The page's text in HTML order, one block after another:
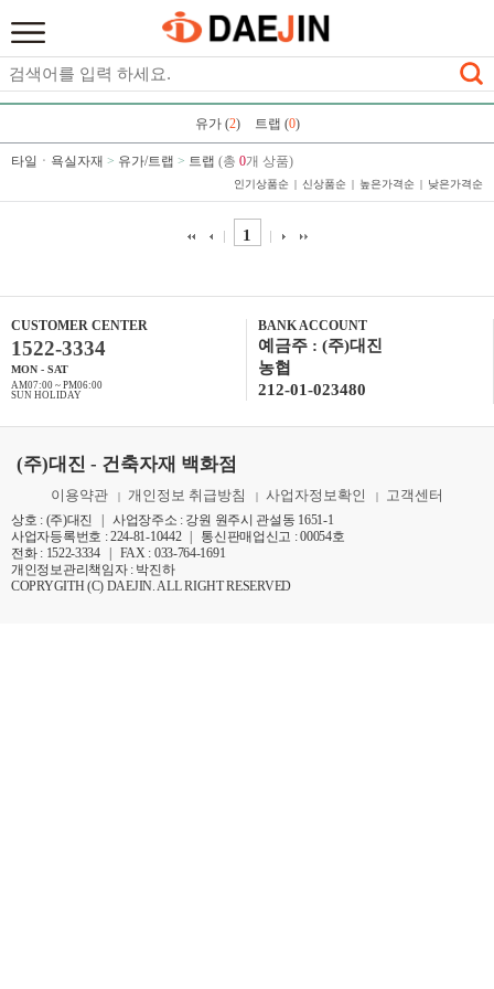
유가 (2) 트랩 (0)
타일ㆍ욕실자재 > 유가/트랩 > 트랩 (총 0개 상품)
인기상품순 신상품순 높은가격순 낮은가격순
1
CUSTOMER CENTER
1522-3334
MON - SAT
AM07:00 ~ PM06:00
SUN HOLIDAY
BANK ACCOUNT
예금주 : (주)대진
농협
212-01-023480
(주)대진 - 건축자재 백화점
이용약관 | 개인정보 취급방침 | 사업자정보확인 | 고객센터
상호 : (주)대진 | 사업장주소 : 강원 원주시 관설동 1651-1
사업자등록번호 : 224-81-10442 | 통신판매업신고 : 00054호
전화 : 1522-3334 | FAX : 033-764-1691
개인정보관리책임자 : 박진하
COPRYGITH (C) DAEJIN. ALL RIGHT RESERVED